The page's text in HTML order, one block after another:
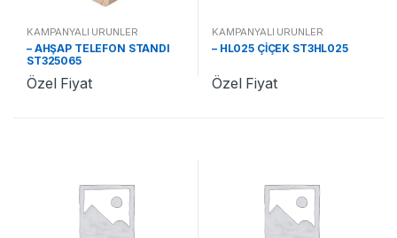
KAMPANYALI ÜRÜNLER
– AHŞAP TELEFON STANDI
ST325065
Özel Fiyat
KAMPANYALI ÜRÜNLER
– HL025 ÇİÇEK ST3HL025
Özel Fiyat